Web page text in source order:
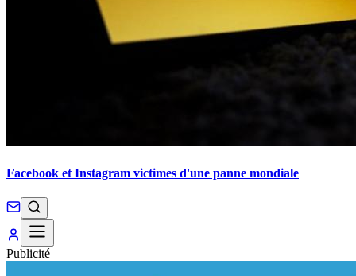
Facebook et Instagram victimes d'une panne mondiale
Publicité